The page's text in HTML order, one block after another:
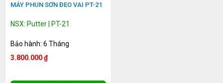
MÁY PHUN SƠN ĐEO VAI PT-21
NSX: Putter | PT-21
Bảo hành: 6 Tháng
3.800.000 ₫